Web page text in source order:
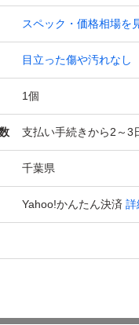
スペック・価格相場を
目立った傷や汚れなし
1個
支払い手続きから2～3
千葉県
Yahoo!かんたん決済 詳